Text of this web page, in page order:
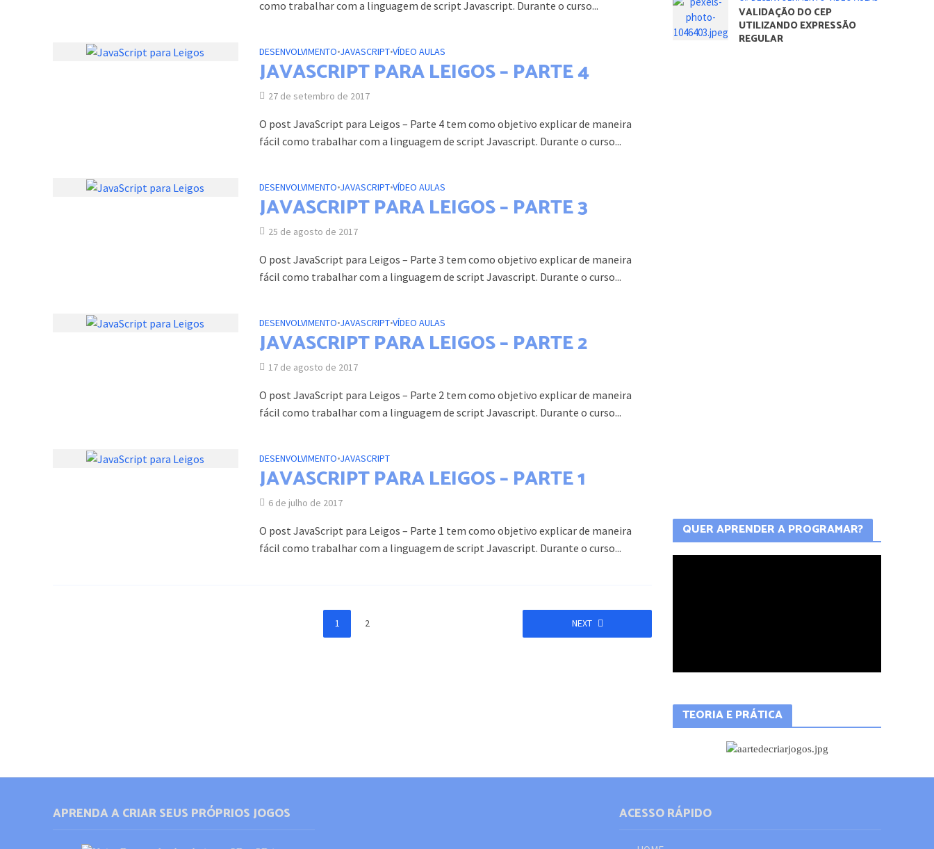
como trabalhar com a linguagem de script Javascript. Durante o curso...
DESENVOLVIMENTO•JAVASCRIPT•VÍDEO AULAS
JAVASCRIPT PARA LEIGOS – PARTE 4
27 de setembro de 2017
O post JavaScript para Leigos – Parte 4 tem como objetivo explicar de maneira
fácil como trabalhar com a linguagem de script Javascript. Durante o curso...
DESENVOLVIMENTO•JAVASCRIPT•VÍDEO AULAS
JAVASCRIPT PARA LEIGOS – PARTE 3
25 de agosto de 2017
O post JavaScript para Leigos – Parte 3 tem como objetivo explicar de maneira
fácil como trabalhar com a linguagem de script Javascript. Durante o curso...
DESENVOLVIMENTO•JAVASCRIPT•VÍDEO AULAS
JAVASCRIPT PARA LEIGOS – PARTE 2
17 de agosto de 2017
O post JavaScript para Leigos – Parte 2 tem como objetivo explicar de maneira
fácil como trabalhar com a linguagem de script Javascript. Durante o curso...
DESENVOLVIMENTO•JAVASCRIPT
JAVASCRIPT PARA LEIGOS – PARTE 1
6 de julho de 2017
O post JavaScript para Leigos – Parte 1 tem como objetivo explicar de maneira
fácil como trabalhar com a linguagem de script Javascript. Durante o curso...
1 2 NEXT
DICAS E TUTORIAIS• FERRAMENTAS
O QUE É PADRÃO DE
CRIMPAGEM 568A E 568B
QUER APRENDER A PROGRAMAR?